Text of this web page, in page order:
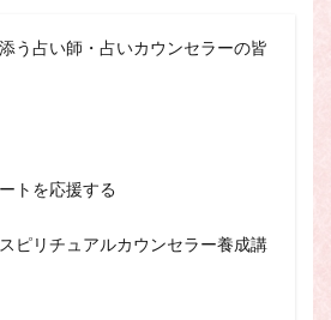
う占い師・占いカウンセラーの皆
トを応援する
ピリチュアルカウンセラー養成講
心理療法
波動の法則
占いセラピー